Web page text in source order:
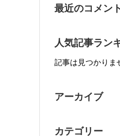
最近のコメント
人気記事ラン
記事は見つかりま
アーカイブ
カテゴリー